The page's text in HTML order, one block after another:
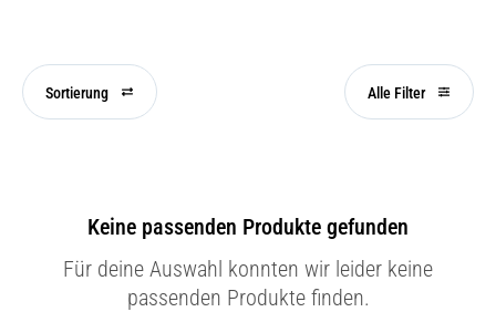
Sortierung Alle Filter
Keine passenden Produkte gefunden
Für deine Auswahl konnten wir leider keine
passenden Produkte finden.